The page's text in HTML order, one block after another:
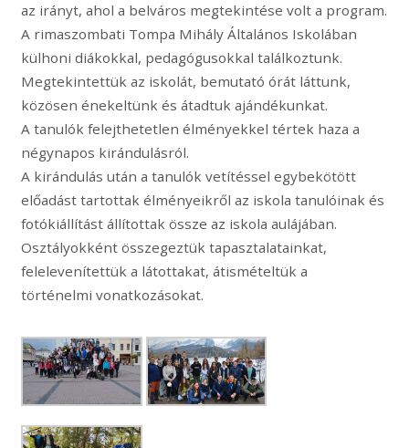
az irányt, ahol a belváros megtekintése volt a program.
A rimaszombati Tompa Mihály Általános Iskolában
külhoni diákokkal, pedagógusokkal találkoztunk.
Megtekintettük az iskolát, bemutató órát láttunk,
közösen énekeltünk és átadtuk ajándékunkat.
A tanulók felejthetetlen élményekkel tértek haza a
négynapos kirándulásról.
A kirándulás után a tanulók vetítéssel egybekötött
előadást tartottak élményeikről az iskola tanulóinak és
fotókiállítást állítottak össze az iskola aulájában.
Osztályokként összegeztük tapasztalatainkat,
felelevenítettük a látottakat, átismételtük a
történelmi vonatkozásokat.